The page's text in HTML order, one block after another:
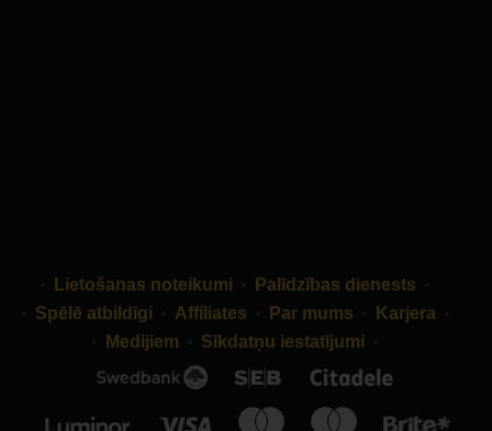
Lietošanas noteikumi
Palīdzības dienests
Spēlē atbildīgi
Affiliates Par mums
Karjera
Medijiem
Sīkdatņu iestatījumi